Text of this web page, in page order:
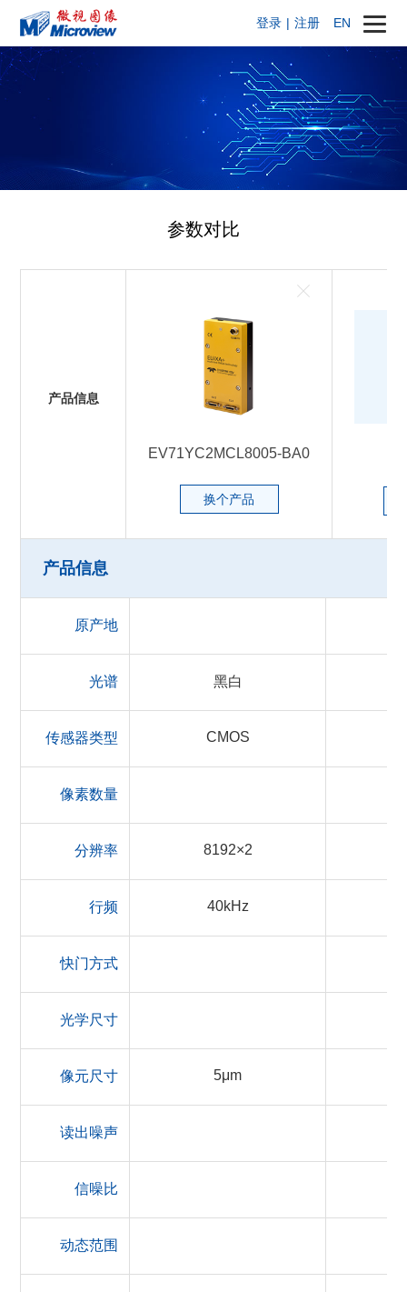
EN
登录 | 注册
参数对比
产品信息
EV71YC2MCL8005-BA0
换个产品
产品信息
原产地
光谱
传感器类型
像素数量
分辨率
行频
快门方式
光学尺寸
像元尺寸
读出噪声
信噪比
动态范围
黑白
CMOS
8192×2
40kHz
5μm